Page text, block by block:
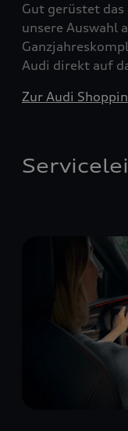
Gut gerüstet das
unsere Auswahl
Audi direkt auf
Zur Audi